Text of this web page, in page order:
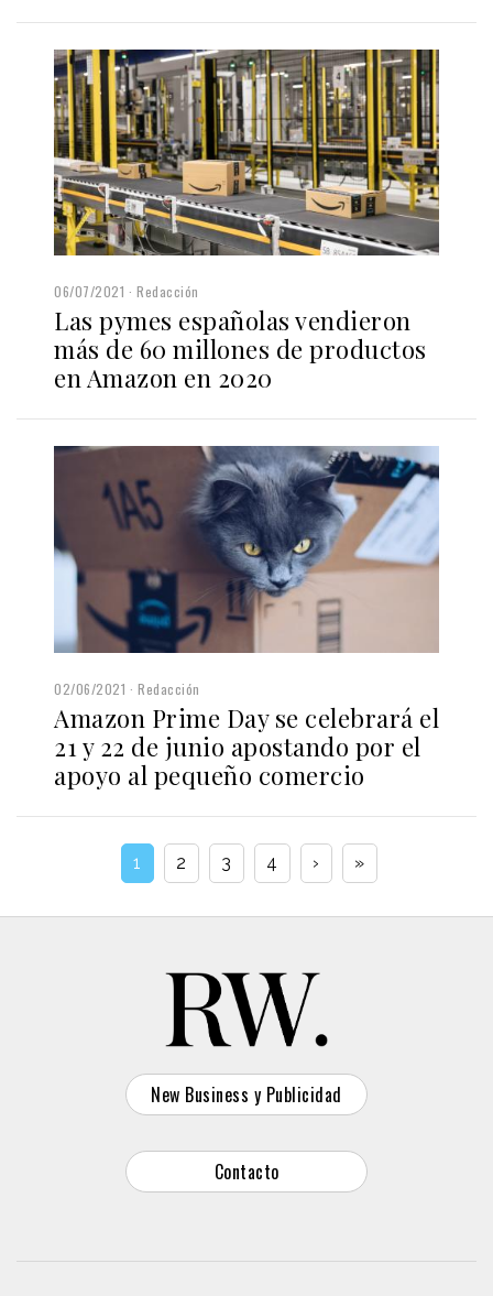
06/07/2021 Redacción
Las pymes españolas vendieron
más de 60 millones de productos
en Amazon en 2020
02/06/2021 Redacción
Amazon Prime Day se celebrará el
21 y 22 de junio apostando por el
apoyo al pequeño comercio
1 2 3 4 › »
New Business y Publicidad
Contacto